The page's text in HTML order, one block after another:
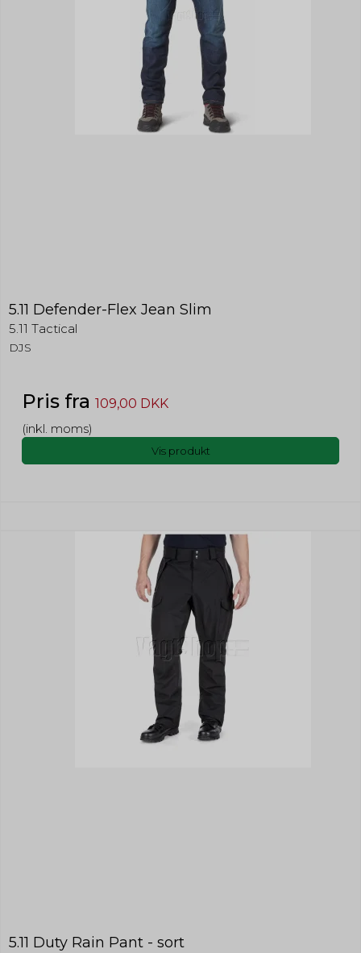
5.11 Defender-Flex Jean Slim
5.11 Tactical
DJS
Pris fra 109,00 DKK
(inkl. moms)
Vis produkt
5.11 Duty Rain Pant - sort